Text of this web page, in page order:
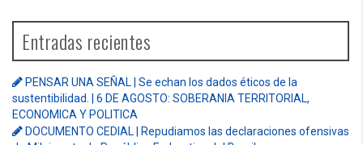
Entradas recientes
PENSAR UNA SEÑAL | Se echan los dados éticos de la
sustentibilidad. | 6 DE AGOSTO: SOBERANIA TERRITORIAL,
ECONOMICA Y POLITICA
DOCUMENTO CEDIAL | Repudiamos las declaraciones ofensivas